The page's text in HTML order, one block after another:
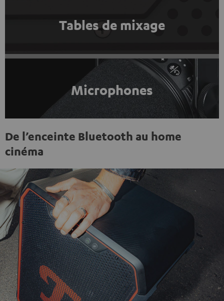
Tables de mixage
Microphones
De l’enceinte Bluetooth au home
cinéma